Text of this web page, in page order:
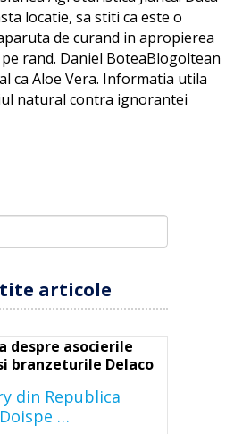
locatie, sa stiti ca este o
de curand in apropierea
rand. Daniel BoteaBlogoltean
ca Aloe Vera. Informatia utila
natural contra ignorantei
articole
din Republica
…